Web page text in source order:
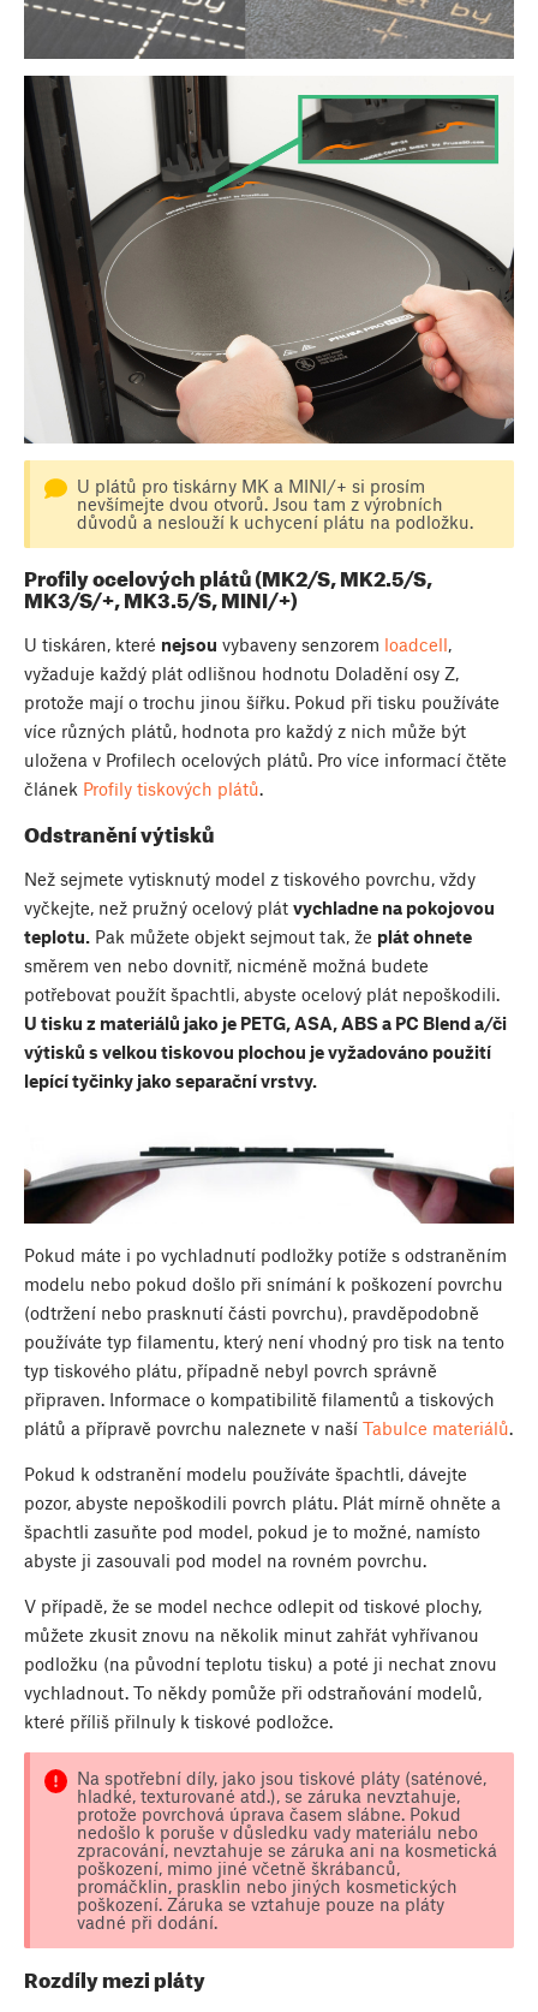
U plátů pro tiskárny MK a MINI/+ si prosím
nevšímejte dvou otvorů. Jsou tam z výrobních
důvodů a neslouží k uchycení plátu na podložku.
Profily ocelových plátů (MK2/S, MK2.5/S,
MK3/S/+, MK3.5/S, MINI/+)
U tiskáren, které nejsou vybaveny senzorem loadcell,
vyžaduje každý plát odlišnou hodnotu Doladění osy Z,
protože mají o trochu jinou šířku. Pokud při tisku používáte
více různých plátů, hodnota pro každý z nich může být
uložena v Profilech ocelových plátů. Pro více informací čtěte
článek Profily tiskových plátů.
Odstranění výtisků
Než sejmete vytisknutý model z tiskového povrchu, vždy
vyčkejte, než pružný ocelový plát vychladne na pokojovou
teplotu. Pak můžete objekt sejmout tak, že plát ohnete
směrem ven nebo dovnitř, nicméně možná budete
potřebovat použít špachtli, abyste ocelový plát nepoškodili.
U tisku z materiálů jako je PETG, ASA, ABS a PC Blend a/či
výtisků s velkou tiskovou plochou je vyžadováno použití
lepící tyčinky jako separační vrstvy.
Pokud máte i po vychladnutí podložky potíže s odstraněním
modelu nebo pokud došlo při snímání k poškození povrchu
(odtržení nebo prasknutí části povrchu), pravděpodobně
používáte typ filamentu, který není vhodný pro tisk na tento
typ tiskového plátu, případně nebyl povrch správně
připraven. Informace o kompatibilitě filamentů a tiskových
plátů a přípravě povrchu naleznete v naší Tabulce materiálů.
Pokud k odstranění modelu používáte špachtli, dávejte
pozor, abyste nepoškodili povrch plátu. Plát mírně ohněte a
špachtli zasuňte pod model, pokud je to možné, namísto
abyste ji zasouvali pod model na rovném povrchu.
V případě, že se model nechce odlepit od tiskové plochy,
můžete zkusit znovu na několik minut zahřát vyhřívanou
podložku (na původní teplotu tisku) a poté ji nechat znovu
vychladnout. To někdy pomůže při odstraňování modelů,
které příliš přilnuly k tiskové podložce.
Na spotřební díly, jako jsou tiskové pláty (saténové,
hladké, texturované atd.), se záruka nevztahuje,
protože povrchová úprava časem slábne. Pokud
nedošlo k poruše v důsledku vady materiálu nebo
zpracování, nevztahuje se záruka ani na kosmetická
poškození, mimo jiné včetně škrábanců,
promáčklin, prasklin nebo jiných kosmetických
poškození. Záruka se vztahuje pouze na pláty
vadné při dodání.
Rozdíly mezi pláty